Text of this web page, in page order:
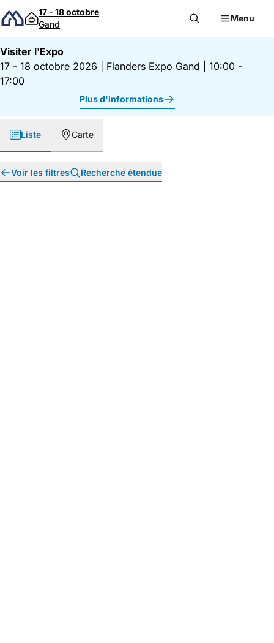
Passer au contenu
17 - 18 octobre
Gand
Menu
Visiter l'Expo
17 - 18 octobre 2026
Flanders Expo Gand
10:00 -
17:00
Plus d'informations
Liste Carte
Voir les filtres Recherche étendue